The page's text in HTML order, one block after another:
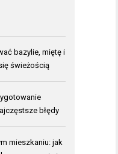
bazylie, miętę i
świeżością
błędy
mieszkaniu: jak